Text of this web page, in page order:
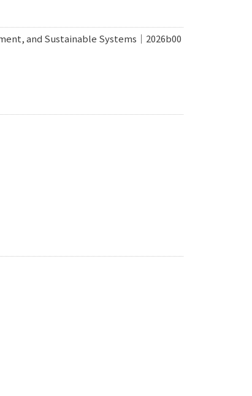
and Sustainable Systems｜2026b00